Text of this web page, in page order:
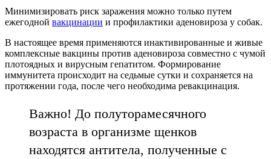
Минимизировать риск заражения можно только путем
ежегодной вакцинации и профилактики аденовироза у собак.
В настоящее время применяются инактивированные и живые
комплексные вакцины против аденовироза совместно с чумой
плотоядных и вирусным гепатитом. Формирование
иммунитета происходит на седьмые сутки и сохраняется на
протяжении года, после чего необходима ревакцинация.
Важно! До полуторамесячного
возраста в организме щенков
находятся антитела, полученные с